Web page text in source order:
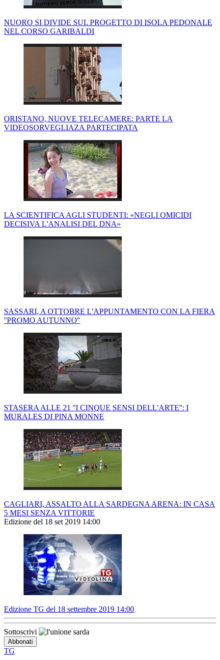
NUORO SI DIVIDE SUL PROGETTO DI ISOLA PEDONALE
NEL CORSO GARIBALDI
ORISTANO, NUOVE TELECAMERE: PARTE LA
VIDEOSORVEGLIAZA PARTECIPATA
LA SCIENTIFICA AGLI STUDENTI: «NEGLI OMICIDI
DECISIVA L'ANALISI DEL DNA»
SASSARI, A OTTOBRE L'APPUNTAMENTO CON LA FIERA
''PROMO AUTUNNO''
STASERA ALLE 21 ''I CINQUE SENSI DELL'ARTE'': I
MURALES DI PINA MONNE
CAGLIARI, ASSALTO ALLA SARDEGNA ARENA: IN CASA
5 MESI SENZA VITTORIE
Edizione del 18 set 2019 14:00
Edizione TG del 18 settembre 2019 14:00
Sottoscrivi
TG